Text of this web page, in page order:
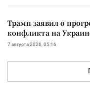
Трамп заявил о
конфликта на
7 августа 2026, 05:16